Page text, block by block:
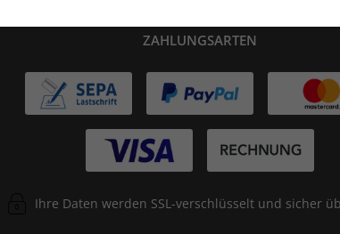
ZAHLUNGSARTEN
Ihre Daten werden SSL-verschlüsselt und sicher